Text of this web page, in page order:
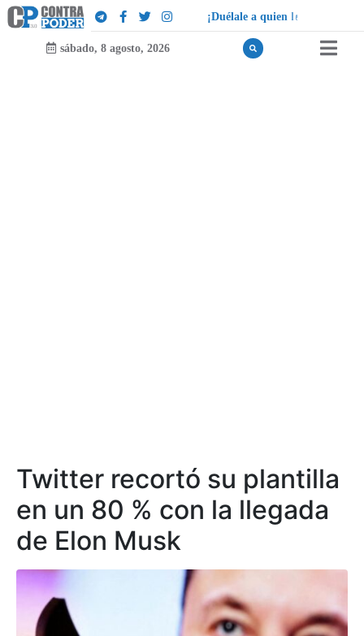
¡Duélale a quien e
sábado, 8 agosto, 2026
Twitter recortó su plantilla
en un 80 % con la llegada
de Elon Musk